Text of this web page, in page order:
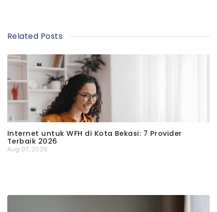
Related Posts
Internet untuk WFH di Kota Bekasi: 7 Provider
Terbaik 2026
Aug 07, 2026